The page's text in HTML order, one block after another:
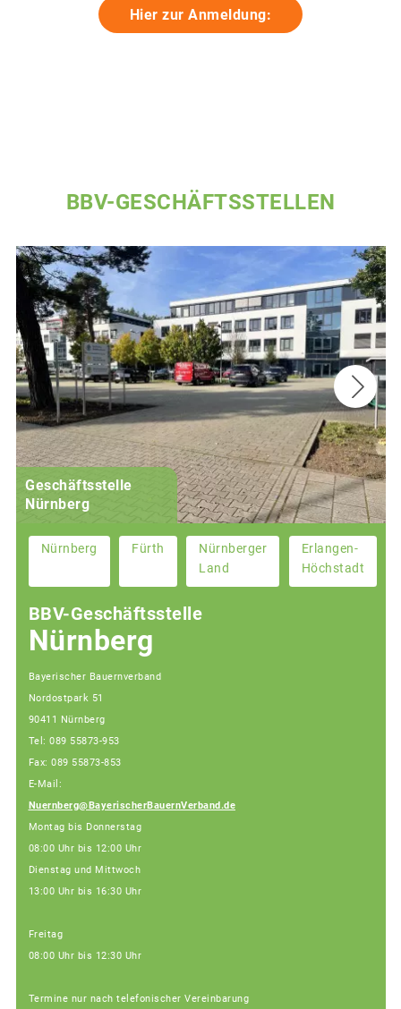
Hier zur Anmeldung:
BBV-GESCHÄFTSSTELLEN
Geschäftsstelle
Nürnberg
Nürnberg Fürth
Nürnberger
Land
Erlangen-
Höchstadt
BBV-Geschäftsstelle
Nürnberg
Bayerischer Bauernverband
Nordostpark 51
90411 Nürnberg
Tel: 089 55873-953
Fax: 089 55873-853
E-Mail:
Nuernberg@BayerischerBauernVerband.de
Montag bis Donnerstag
08:00 Uhr bis 12:00 Uhr
Dienstag und Mittwoch
13:00 Uhr bis 16:30 Uhr
Freitag
08:00 Uhr bis 12:30 Uhr
Termine nur nach telefonischer Vereinbarung